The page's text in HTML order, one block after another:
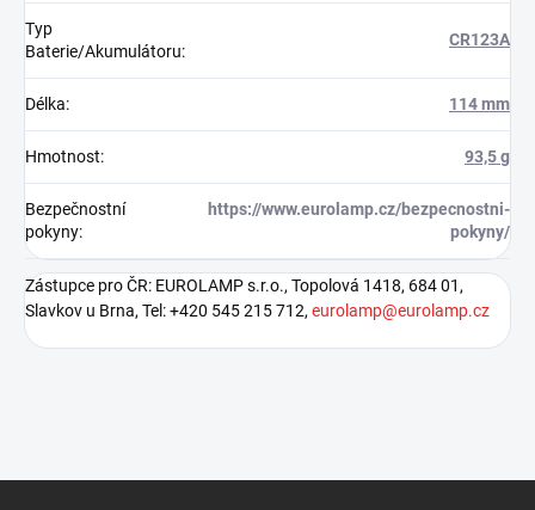
Typ
Baterie/Akumulátoru:
CR123A
Délka: 114 mm
Hmotnost: 93,5 g
Bezpečnostní
pokyny:
https://www.eurolamp.cz/bezpecnostni-
pokyny/
Zástupce pro ČR: EUROLAMP s.r.o., Topolová 1418, 684 01,
Slavkov u Brna, Tel: +420 545 215 712, eurolamp@eurolamp.cz